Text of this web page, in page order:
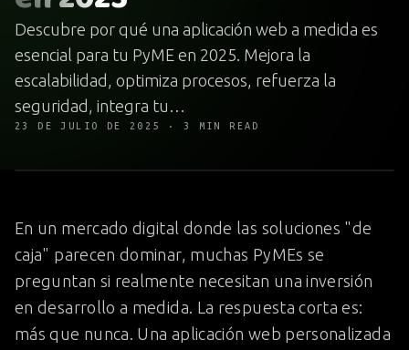
Descubre por qué una aplicación web a medida es
esencial para tu PyME en 2025. Mejora la
escalabilidad, optimiza procesos, refuerza la
seguridad, integra tu…
23 DE JULIO DE 2025 · 3 MIN READ
En un mercado digital donde las soluciones "de
caja" parecen dominar, muchas PyMEs se
preguntan si realmente necesitan una inversión
en desarrollo a medida. La respuesta corta es:
más que nunca. Una aplicación web personalizada